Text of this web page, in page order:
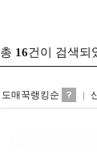
총 16건이 검색되
도매꾹랭킹순